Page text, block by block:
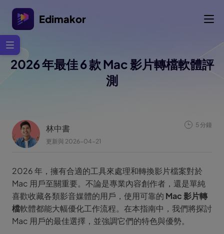
Edimakor
2026 年最佳 6 款 Mac 影片轉檔軟體評
測
林中書
更新與 2026-04-21
5 分鐘
2026 年，擁有合適的工具來處理和轉換影片檔案對於
Mac 用戶至關重要。不論是專業內容創作者，還是單純
喜歡收藏各類影音媒體的用戶，使用可靠的 Mac 影片轉
檔軟體都能大幅優化工作流程。在本指南中，我們將探討
Mac 用戶的最佳選擇，並強調它們的特色與優勢。